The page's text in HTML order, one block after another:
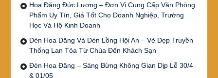
Hoa Đăng Đức Lương – Đơn Vị Cung Cấp Văn Phòng
Phẩm Uy Tín, Giá Tốt Cho Doanh Nghiệp, Trường
Học Và Hộ Kinh Doanh
Đèn Hoa Đăng Và Đèn Lồng Hội An – Vẻ Đẹp Truyền
Thống Lan Tỏa Từ Chùa Đến Khách Sạn
Đèn Hoa Đăng – Sáng Bừng Không Gian Dịp Lễ 30/4
& 01/05